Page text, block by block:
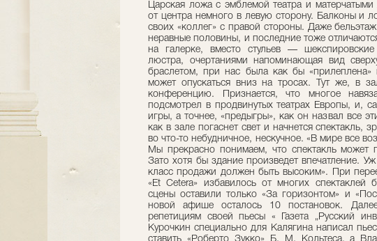
Царская ложа с эмблемой театра и
от центра немного в левую сторону. Балконы и
своих «коллег» с правой стороны. Даже
неравные половины, и последние тоже
на галерке, вместо стульев —
люстра, очертаниями напоминающая вид
браслетом, при нас была как бы
может опускаться вниз на тросах. Тут же, в
конференцию. Признается, что многое
подсмотрел в продвинутых театрах Европы, и,
игры, а точнее, «предыгры», как он назвал все
как в зале погаснет свет и начнется спектакль,
во что-то небудничное, нескучное. «В мире все
Мы прекрасно понимаем, что спектакль может
Зато хотя бы здание произведет впечатление.
класс продажи должен быть высоким». При
«Et Cetera» избавилось от многих
сцены оставили только «За горизонтом» и
новой афише осталось 10 постановок.
репетициям своей пьесы « Газета „Русский
Курочкин специально для Калягина написал